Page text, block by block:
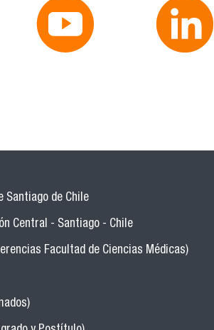
Santiago de Chile
Central - Santiago - Chile
Facultad de Ciencias Médicas)